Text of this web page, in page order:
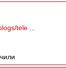
tele ...